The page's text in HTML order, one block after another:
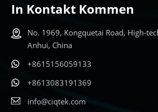
In Kontakt Kommen
No. 1969, Kongquetai Road, High-
Anhui, China
+8615156059133
+8613083191369
info@ciqtek.com